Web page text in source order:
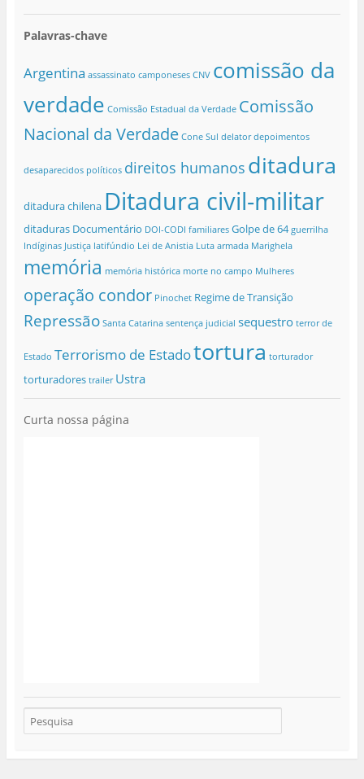
Palavras-chave
Argentina assassinato camponeses CNV comissão da
verdade Comissão Estadual da Verdade Comissão
Nacional da Verdade Cone Sul delator depoimentos
desaparecidos políticos direitos humanos ditadura
ditadura chilena Ditadura civil-militar
ditaduras Documentário DOI-CODI familiares Golpe de 64 guerrilha
Indíginas Justiça latifúndio Lei de Anistia Luta armada Marighela
memória memória histórica morte no campo Mulheres
operação condor Pinochet Regime de Transição
Repressão Santa Catarina sentença judicial sequestro terror de
Estado Terrorismo de Estadotortura torturador
torturadores trailer Ustra
Curta nossa página